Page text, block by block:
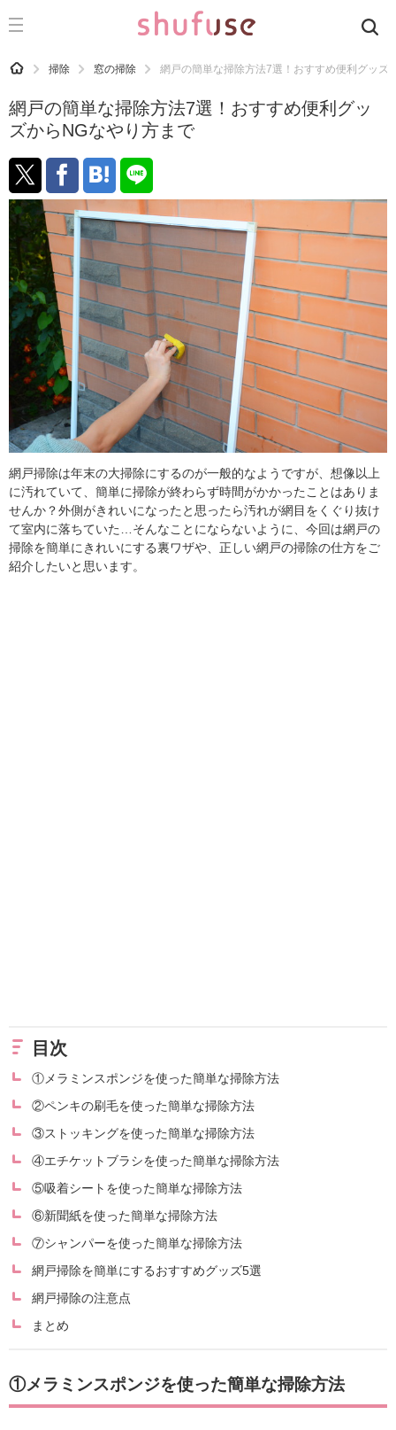
CATEGORY 記事カテゴリ
運気
洗濯
生活の知恵
お金
掃除
マナー
趣味
食材辞典
おすすめ
HOME 掃除 窓の掃除 網戸の簡単な掃除方法7選！おすすめ便利グッズ
網戸の簡単な掃除方法7選！おすすめ便利グッ
ズからNGなやり方まで
網戸掃除は年末の大掃除にするのが一般的なようですが、想像以上
に汚れていて、簡単に掃除が終わらず時間がかかったことはありま
せんか？外側がきれいになったと思ったら汚れが網目をくぐり抜け
て室内に落ちていた…そんなことにならないように、今回は網戸の
掃除を簡単にきれいにする裏ワザや、正しい網戸の掃除の仕方をご
紹介したいと思います。
目次
①メラミンスポンジを使った簡単な掃除方法
②ペンキの刷毛を使った簡単な掃除方法
③ストッキングを使った簡単な掃除方法
④エチケットブラシを使った簡単な掃除方法
⑤吸着シートを使った簡単な掃除方法
⑥新聞紙を使った簡単な掃除方法
⑦シャンパーを使った簡単な掃除方法
網戸掃除を簡単にするおすすめグッズ5選
網戸掃除の注意点
まとめ
①メラミンスポンジを使った簡単な掃除方法